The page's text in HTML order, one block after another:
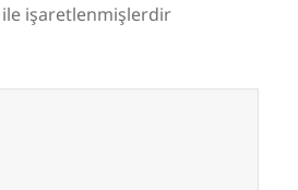
ile işaretlenmişlerdir